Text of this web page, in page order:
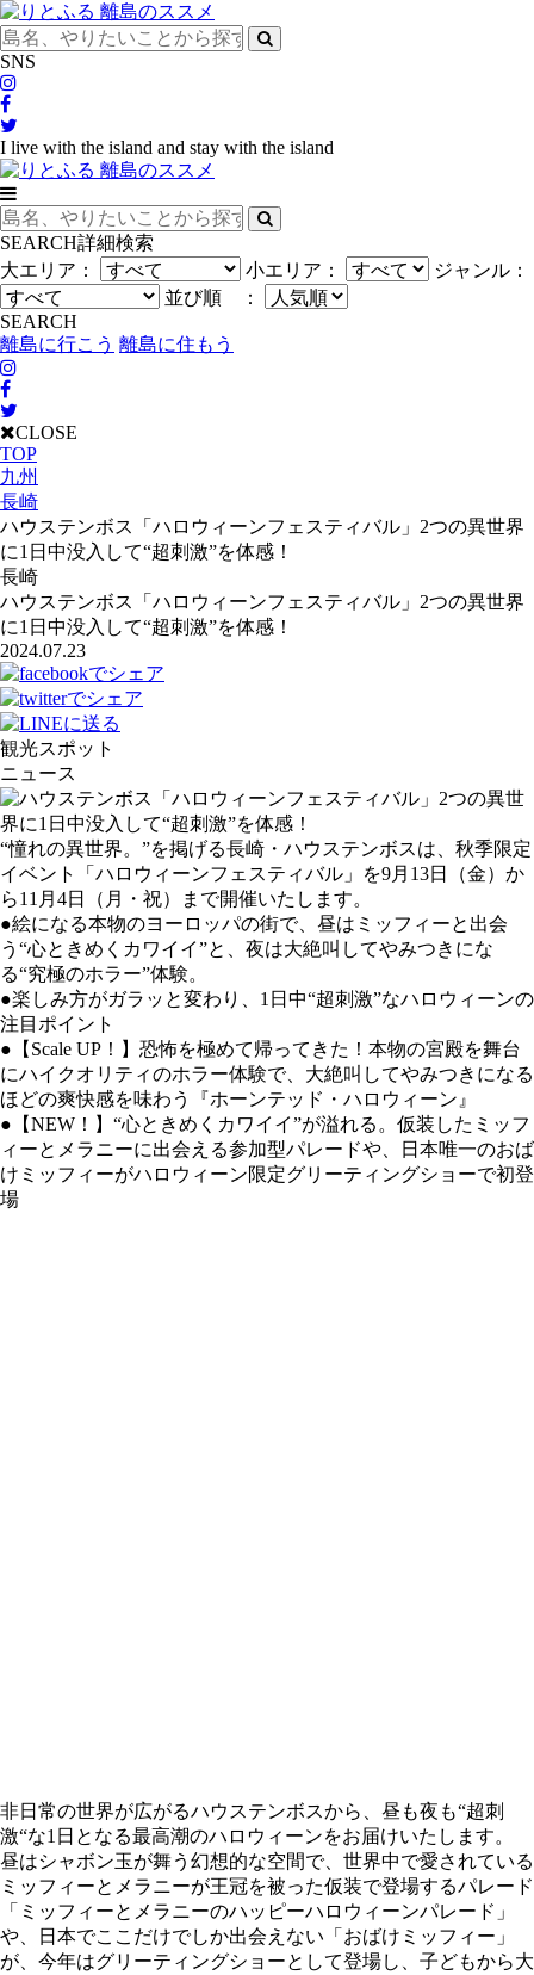
SNS
I live with the island and stay with the island
SEARCH詳細検索
大エリア：
小エリア：
ジャンル：
並び順 ：
SEARCH
離島に行こう 離島に住もう
CLOSE
TOP
九州
長崎
ハウステンボス「ハロウィーンフェスティバル」2つの異世界
に1日中没入して“超刺激”を体感！
長崎
ハウステンボス「ハロウィーンフェスティバル」2つの異世界
に1日中没入して“超刺激”を体感！
2024.07.23
観光スポット
ニュース
“憧れの異世界。”を掲げる長崎・ハウステンボスは、秋季限定
イベント「ハロウィーンフェスティバル」を9月13日（金）か
ら11月4日（月・祝）まで開催いたします。
●絵になる本物のヨーロッパの街で、昼はミッフィーと出会
う“心ときめくカワイイ”と、夜は大絶叫してやみつきにな
る“究極のホラー”体験。
●楽しみ方がガラッと変わり、1日中“超刺激”なハロウィーンの
注目ポイント
●【Scale UP！】恐怖を極めて帰ってきた！本物の宮殿を舞台
にハイクオリティのホラー体験で、大絶叫してやみつきになる
ほどの爽快感を味わう『ホーンテッド・ハロウィーン』
●【NEW！】“心ときめくカワイイ”が溢れる。仮装したミッフ
ィーとメラニーに出会える参加型パレードや、日本唯一のおば
けミッフィーがハロウィーン限定グリーティングショーで初登
場
非日常の世界が広がるハウステンボスから、昼も夜も“超刺
激“な1日となる最高潮のハロウィーンをお届けいたします。
昼はシャボン玉が舞う幻想的な空間で、世界中で愛されている
ミッフィーとメラニーが王冠を被った仮装で登場するパレード
「ミッフィーとメラニーのハッピーハロウィーンパレード」
や、日本でここだけでしか出会えない「おばけミッフィー」
が、今年はグリーティングショーとして登場し、子どもから大